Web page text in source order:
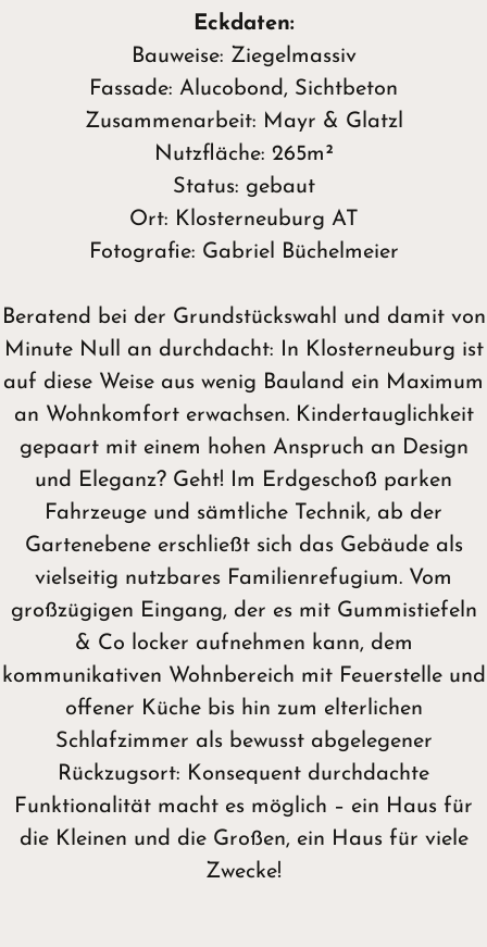
Eckdaten:
Bauweise: Ziegelmassiv
Fassade: Alucobond, Sichtbeton
Zusammenarbeit: Mayr & Glatzl
Nutzfläche: 265m²
Status: gebaut
Ort: Klosterneuburg AT
Fotografie: Gabriel Büchelmeier
Beratend bei der Grundstückswahl und damit von
Minute Null an durchdacht: In Klosterneuburg ist
auf diese Weise aus wenig Bauland ein Maximum
an Wohnkomfort erwachsen. Kindertauglichkeit
gepaart mit einem hohen Anspruch an Design
und Eleganz? Geht! Im Erdgeschoß parken
Fahrzeuge und sämtliche Technik, ab der
Gartenebene erschließt sich das Gebäude als
vielseitig nutzbares Familienrefugium. Vom
großzügigen Eingang, der es mit Gummistiefeln
& Co locker aufnehmen kann, dem
kommunikativen Wohnbereich mit Feuerstelle und
offener Küche bis hin zum elterlichen
Schlafzimmer als bewusst abgelegener
Rückzugsort: Konsequent durchdachte
Funktionalität macht es möglich – ein Haus für
die Kleinen und die Großen, ein Haus für viele
Zwecke!